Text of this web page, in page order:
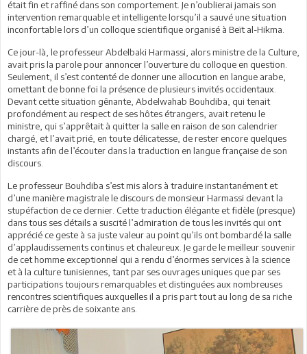
était fin et raffiné dans son comportement. Je n’oublierai jamais son
intervention remarquable et intelligente lorsqu’il a sauvé une situation
inconfortable lors d’un colloque scientifique organisé à Beït al-Hikma.
Ce jour-là, le professeur Abdelbaki Harmassi, alors ministre de la Culture,
avait pris la parole pour annoncer l’ouverture du colloque en question.
Seulement, il s’est contenté de donner une allocution en langue arabe,
omettant de bonne foi la présence de plusieurs invités occidentaux.
Devant cette situation gênante, Abdelwahab Bouhdiba, qui tenait
profondément au respect de ses hôtes étrangers, avait retenu le
ministre, qui s’apprêtait à quitter la salle en raison de son calendrier
chargé, et l’avait prié, en toute délicatesse, de rester encore quelques
instants afin de l’écouter dans la traduction en langue française de son
discours.
Le professeur Bouhdiba s’est mis alors à traduire instantanément et
d’une manière magistrale le discours de monsieur Harmassi devant la
stupéfaction de ce dernier. Cette traduction élégante et fidèle (presque)
dans tous ses détails a suscité l’admiration de tous les invités qui ont
apprécié ce geste à sa juste valeur au point qu’ils ont bombardé la salle
d’applaudissements continus et chaleureux. Je garde le meilleur souvenir
de cet homme exceptionnel qui a rendu d’énormes services à la science
et à la culture tunisiennes, tant par ses ouvrages uniques que par ses
participations toujours remarquables et distinguées aux nombreuses
rencontres scientifiques auxquelles il a pris part tout au long de sa riche
carrière de près de soixante ans.